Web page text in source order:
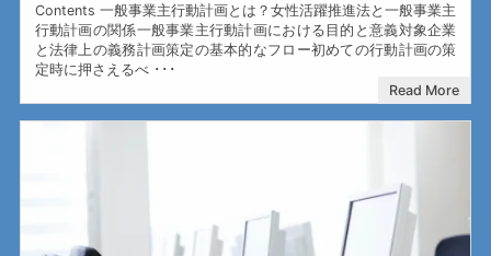
Contents 一般事業主行動計画とは？女性活躍推進法と一般事業主
行動計画の関係一般事業主行動計画における目的と意義対象企業
と法律上の義務計画策定の基本的なフロー初めての行動計画の策
定時に押さえるべ ･･･
Read More